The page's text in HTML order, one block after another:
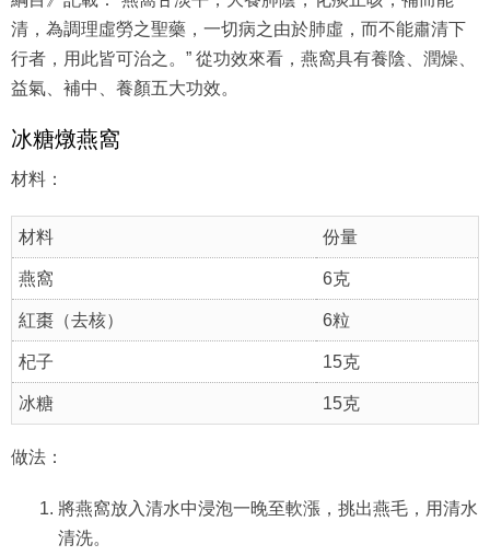
清，為調理虛勞之聖藥，一切病之由於肺虛，而不能肅清下
行者，用此皆可治之。” 從功效來看，燕窩具有養陰、潤燥、
益氣、補中、養顏五大功效。
冰糖燉燕窩
材料：
材料 份量
燕窩 6克
紅棗（去核） 6粒
杞子 15克
冰糖 15克
做法：
將燕窩放入清水中浸泡一晚至軟漲，挑出燕毛，用清水
清洗。